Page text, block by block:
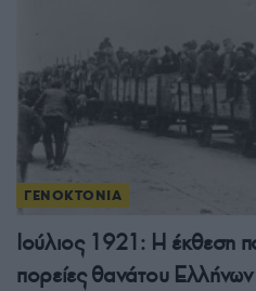
ΓΕΝΟΚΤΟΝΙΑ
Ιούλιος 1921: Η έκθεση
πορείες θανάτου